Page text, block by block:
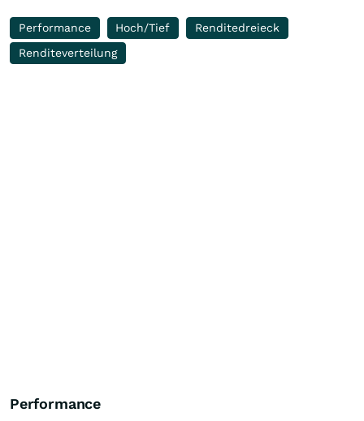
Performance Hoch/Tief
Renditedreieck
Renditeverteilung
Performance